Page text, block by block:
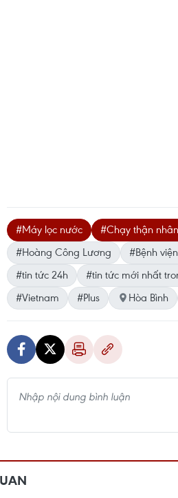
#Máy lọc nước #Chạy thận
#Hoàng Công Lương
#Bệnh
#tin tức 24h
#tin tức mới nhất
#Vietnam
#Plus Hòa Bình